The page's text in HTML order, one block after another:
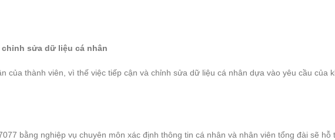
sửa dữ liệu cá nhân
của thành viên, vì thế việc tiếp cận và chỉnh sửa dữ liệu cá nhân dựa vào yêu cầu của
bằng nghiệp vụ chuyên môn xác định thông tin cá nhân và nhân viên tổng đài sẽ hỗ